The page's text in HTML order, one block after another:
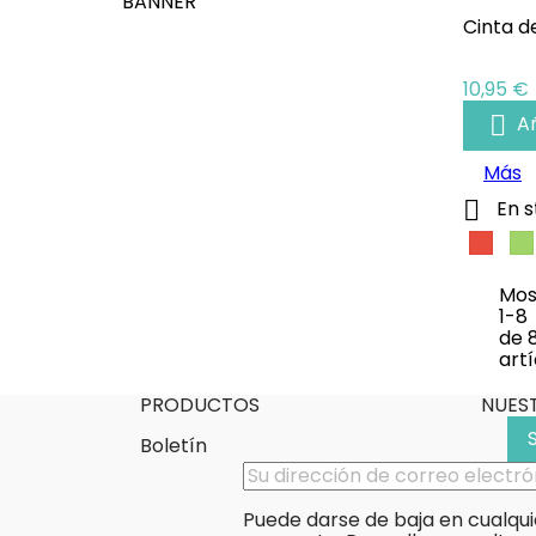
Cinta
Precio
10,95 €

Más

En
1-8
de
PRODUCTOS
Boletín
Puede darse de baja en